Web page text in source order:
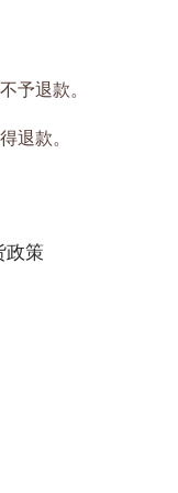
予退款。
退款。
政策